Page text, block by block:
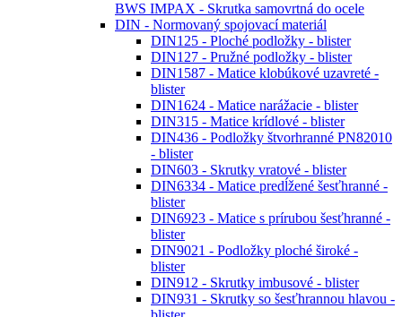
BWS IMPAX - Skrutka samovrtná do ocele
DIN - Normovaný spojovací materiál
DIN125 - Ploché podložky - blister
DIN127 - Pružné podložky - blister
DIN1587 - Matice klobúkové uzavreté -
blister
DIN1624 - Matice narážacie - blister
DIN315 - Matice krídlové - blister
DIN436 - Podložky štvorhranné PN82010
- blister
DIN603 - Skrutky vratové - blister
DIN6334 - Matice predĺžené šesťhranné -
blister
DIN6923 - Matice s prírubou šesťhranné -
blister
DIN9021 - Podložky ploché široké -
blister
DIN912 - Skrutky imbusové - blister
DIN931 - Skrutky so šesťhrannou hlavou -